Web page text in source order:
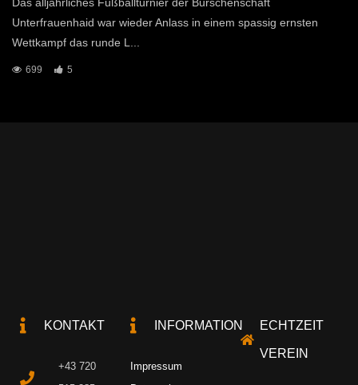
Unterfrauenhaid war wieder Anlass in einem spassig ernsten
Wettkampf das runde L...
699 5
KONTAKT
+43 720
INFORMATION
Impressum
ECHTZEIT
VEREIN